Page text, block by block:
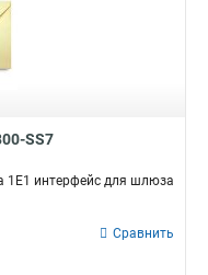
SS7
1E1 интерфейс для шлюза
Сравнить